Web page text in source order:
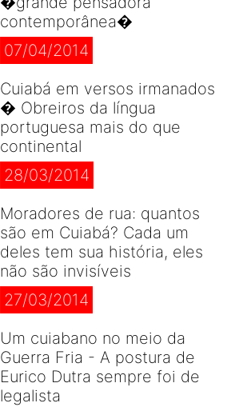
contemporânea�
07/04/2014
Cuiabá em versos irmanados
� Obreiros da língua
portuguesa mais do que
continental
28/03/2014
Moradores de rua: quantos
são em Cuiabá? Cada um
deles tem sua história, eles
não são invisíveis
27/03/2014
Um cuiabano no meio da
Guerra Fria - A postura de
Eurico Dutra sempre foi de
legalista